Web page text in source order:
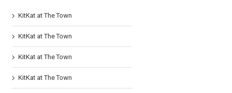
KitKat at The Town
KitKat at The Town
KitKat at The Town
KitKat at The Town